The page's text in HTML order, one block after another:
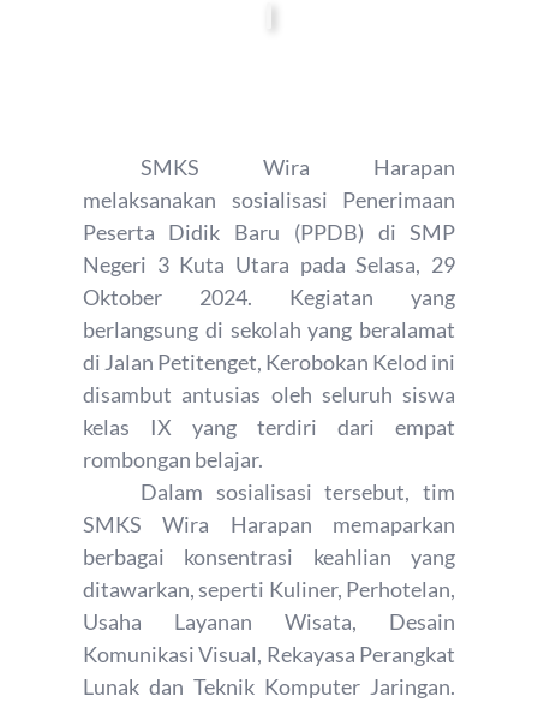
SMKS Wira Harapan
melaksanakan sosialisasi Penerimaan
Peserta Didik Baru (PPDB) di SMP
Negeri 3 Kuta Utara pada Selasa, 29
Oktober 2024. Kegiatan yang
berlangsung di sekolah yang beralamat
di Jalan Petitenget, Kerobokan Kelod ini
disambut antusias oleh seluruh siswa
kelas IX yang terdiri dari empat
rombongan belajar.
Dalam sosialisasi tersebut, tim
SMKS Wira Harapan memaparkan
berbagai konsentrasi keahlian yang
ditawarkan, seperti Kuliner, Perhotelan,
Usaha Layanan Wisata, Desain
Komunikasi Visual, Rekayasa Perangkat
Lunak dan Teknik Komputer Jaringan.